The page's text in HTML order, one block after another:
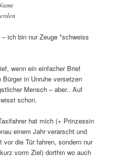
ich bin nur Zeuge *schweiss
wenn ein einfacher Brief
in Unruhe versetzen
Mensch – aber.. Auf
schon.
hat mich (+ Prinzessin
einem Jahr verarscht und
die Tür fahren, sondern nur
vorm Ziel) dorthin wo auch